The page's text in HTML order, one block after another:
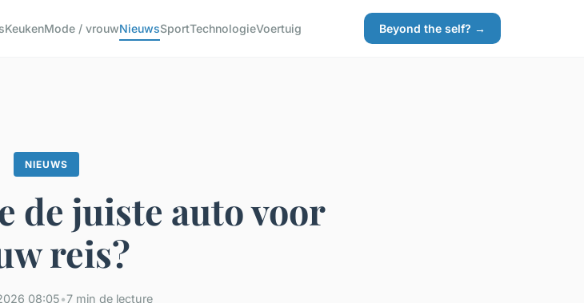
KeukenMode / vrouwNieuwsSportTechnologieVoertuig Beyond the self? →
NIEUWS
de juiste auto voor
reis?
08:05•7 min de lecture